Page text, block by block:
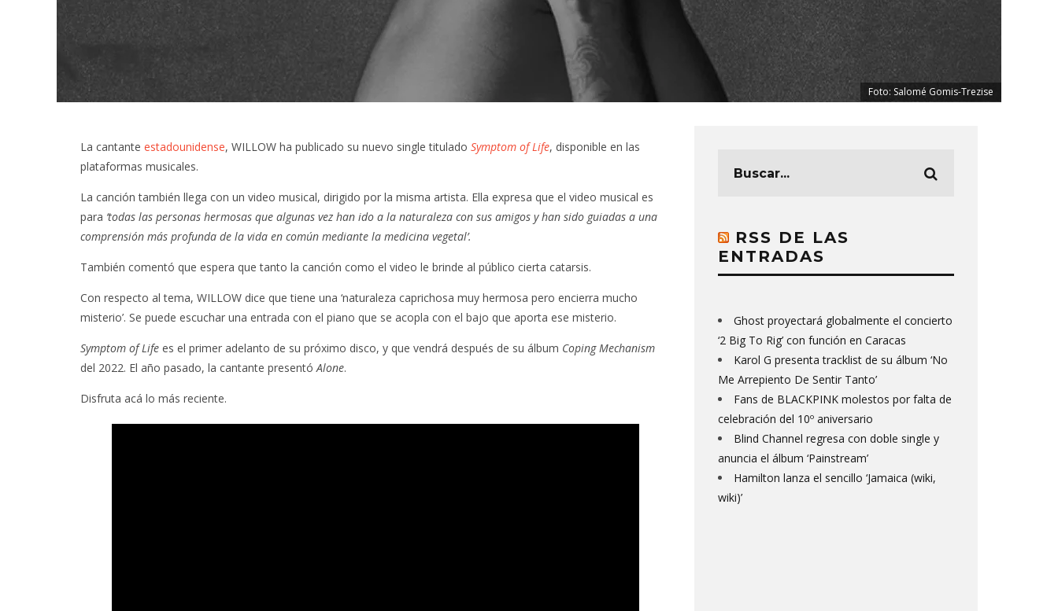
Foto: Salomé Gomis-Trezise
La cantante estadounidense, WILLOW ha publicado su nuevo single titulado Symptom of Life, disponible en las
plataformas musicales.
La canción también llega con un video musical, dirigido por la misma artista. Ella expresa que el video musical es
para ‘todas las personas hermosas que algunas vez han ido a la naturaleza con sus amigos y han sido guiadas a una
comprensión más profunda de la vida en común mediante la medicina vegetal’.
También comentó que espera que tanto la canción como el video le brinde al público cierta catarsis.
Con respecto al tema, WILLOW dice que tiene una ‘naturaleza caprichosa muy hermosa pero encierra mucho
misterio’. Se puede escuchar una entrada con el piano que se acopla con el bajo que aporta ese misterio.
Symptom of Life es el primer adelanto de su próximo disco, y que vendrá después de su álbum Coping Mechanism
del 2022. El año pasado, la cantante presentóAlone.
Disfruta acá lo más reciente.
RSS DE LAS
ENTRADAS
Ghost proyectará globalmente el concierto
‘2 Big To Rig’ con función en Caracas
Karol G presenta tracklist de su álbum ‘No
Me Arrepiento De Sentir Tanto’
Fans de BLACKPINK molestos por falta de
celebración del 10º aniversario
Blind Channel regresa con doble single y
anuncia el álbum ‘Painstream’
Hamilton lanza el sencillo ‘Jamaica (wiki,
wiki)’